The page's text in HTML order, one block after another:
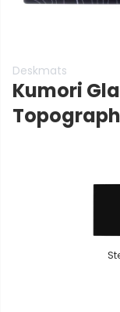
Deskmats
Kumori